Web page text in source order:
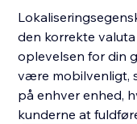
den korrekte
oplevelsen for din
være mobilvenligt,
på enhver enhed,
kunderne at